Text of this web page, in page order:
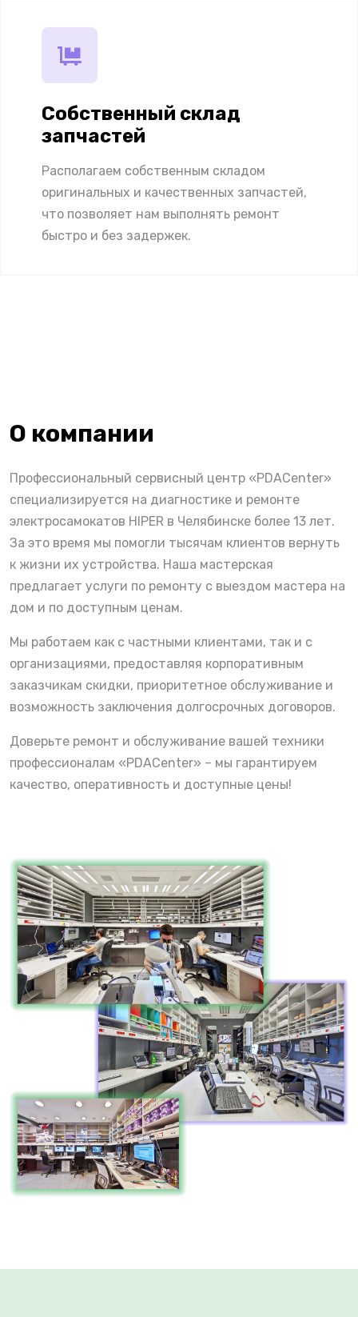
Собственный склад
запчастей
Располагаем собственным складом
оригинальных и качественных запчастей,
что позволяет нам выполнять ремонт
быстро и без задержек.
О компании
Профессиональный сервисный центр «PDACenter»
специализируется на диагностике и ремонте
электросамокатов HIPER в Челябинске более 13 лет.
За это время мы помогли тысячам клиентов вернуть
к жизни их устройства. Наша мастерская
предлагает услуги по ремонту с выездом мастера на
дом и по доступным ценам.
Мы работаем как с частными клиентами, так и с
организациями, предоставляя корпоративным
заказчикам скидки, приоритетное обслуживание и
возможность заключения долгосрочных договоров.
Доверьте ремонт и обслуживание вашей техники
профессионалам «PDACenter» – мы гарантируем
качество, оперативность и доступные цены!